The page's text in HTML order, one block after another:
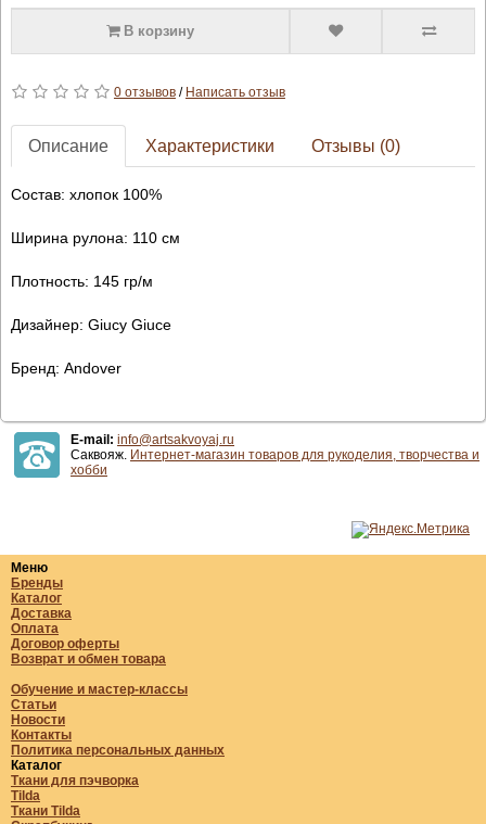
В корзину
0 отзывов/ Написать отзыв
Описание Характеристики Отзывы (0)
Состав: хлопок 100%
Ширина рулона: 110 см
Плотность: 145 гр/м
Дизайнер: Giucy Giuce
Бренд: Andover
E-mail: info@artsakvoyaj.ru
Саквояж. Интернет-магазин товаров для рукоделия, творчества и
хобби
Меню
Бренды
Каталог
Доставка
Оплата
Договор оферты
Возврат и обмен товара
Обучение и мастер-классы
Статьи
Новости
Контакты
Политика персональных данных
Каталог
Ткани для пэчворка
Tilda
Ткани Tilda